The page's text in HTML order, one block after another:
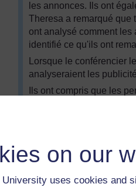
on our
University uses cookies and
les annonces. Ils ont
Theresa a remarqué que
ont analysé comment
identifié ce qu'ils ont
Lorsque le conférencier
analyseraient les
Ils ont compris que les
Ces designers
page afin que les
enseignants ont indiqué
tentaient de persuader
comportements